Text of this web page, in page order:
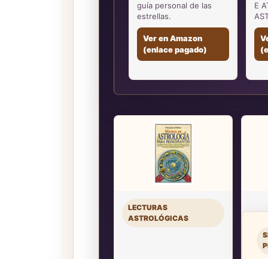
guía personal de las
estrellas.
Ver en Amazon
(enlace pagado)
E
LECTURAS
ASTROLÓGICAS